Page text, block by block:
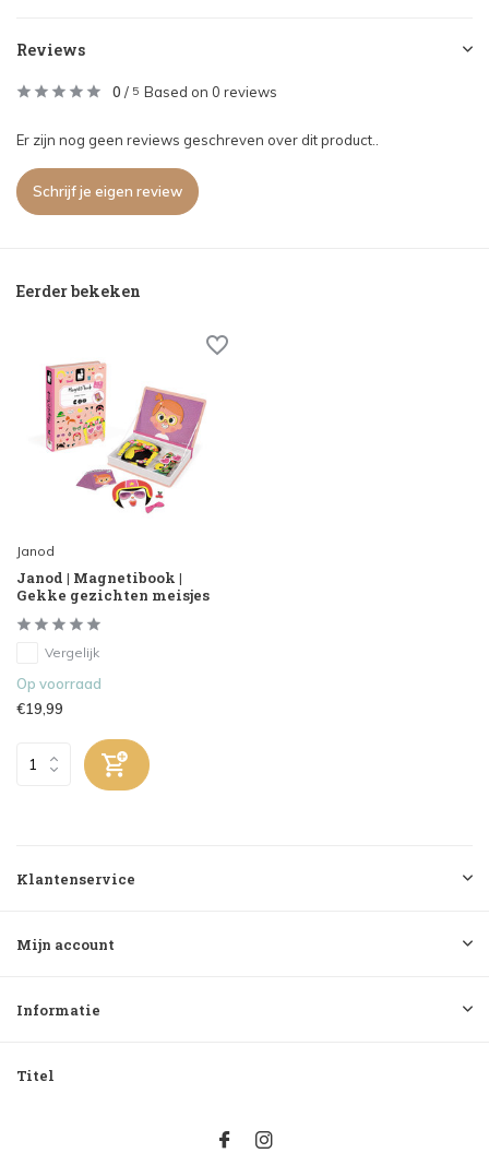
Reviews
0 / 5 Based on 0 reviews
Er zijn nog geen reviews geschreven over dit product..
Schrijf je eigen review
Eerder bekeken
Janod
Janod | Magnetibook |
Gekke gezichten meisjes
Vergelijk
Op voorraad
€19,99
Klantenservice
Mijn account
Informatie
Titel